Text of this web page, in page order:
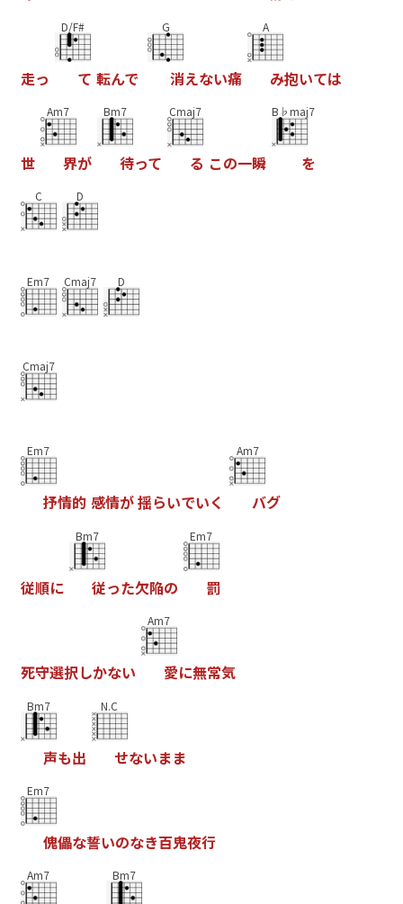
走っ
D/F#
て 転んで
G
消えない痛
A
み抱いては
世
Am7
界が
Bm7
待って
Cmaj7
る この一瞬
B♭maj7
を
C D
Em7 Cmaj7 D
Cmaj7
Em7
抒情的 感情が揺らいでいく
Am7
バグ
従順に
Bm7
従った欠陥の
Em7
罰
死守選択しかない
Am7
愛に無常気
Bm7
声も出
N.C
せないまま
Em7
傀儡な誓いのなき百鬼夜行
Am7 Bm7